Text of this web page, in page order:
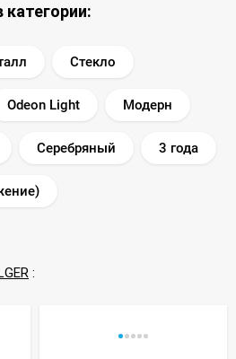
Стекло
Odeon Light Модерн
Серебряный 3 года
: